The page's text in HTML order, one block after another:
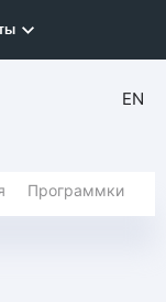
EN
Программки